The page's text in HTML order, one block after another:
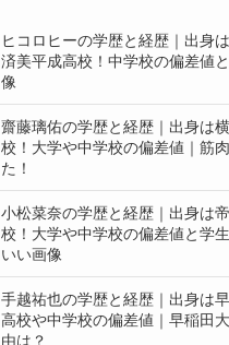
ヒコロヒーの学歴と経歴｜出身
済美平成高校！中学校の偏差値
像
齋藤璃佑の学歴と経歴｜出身は
校！大学や中学校の偏差値｜筋
た！
小松菜奈の学歴と経歴｜出身は
校！大学や中学校の偏差値と学
いい画像
手越祐也の学歴と経歴｜出身は
高校や中学校の偏差値｜早稲田
由は？